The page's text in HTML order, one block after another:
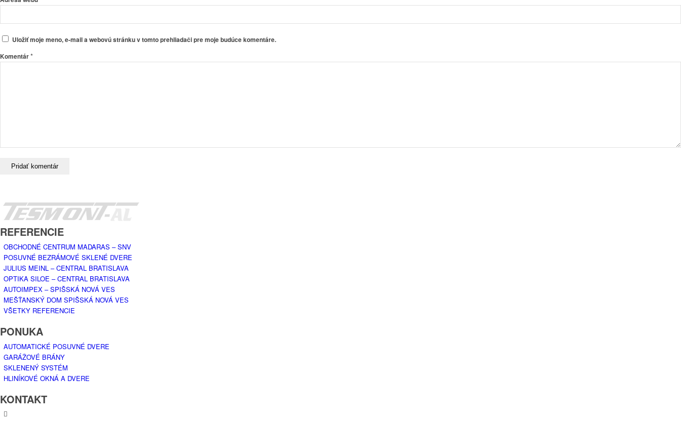
Uložiť moje meno, e-mail a webovú stránku v tomto prehliadači pre moje budúce komentáre.
Komentár*
REFERENCIE
OBCHODNÉ CENTRUM MADARAS – SNV
POSUVNÉ BEZRÁMOVÉ SKLENÉ DVERE
JULIUS MEINL – CENTRAL BRATISLAVA
OPTIKA SILOE – CENTRAL BRATISLAVA
AUTOIMPEX – SPIŠSKÁ NOVÁ VES
MEŠŤANSKÝ DOM SPIŠSKÁ NOVÁ VES
VŠETKY REFERENCIE
PONUKA
AUTOMATICKÉ POSUVNÉ DVERE
GARÁŽOVÉ BRÁNY
SKLENENÝ SYSTÉM
HLINÍKOVÉ OKNÁ A DVERE
KONTAKT